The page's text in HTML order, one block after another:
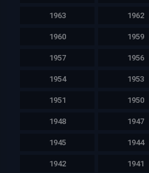
1963 1962
1960 1959
1957 1956
1954 1953
1951 1950
1948 1947
1945 1944
1942 1941